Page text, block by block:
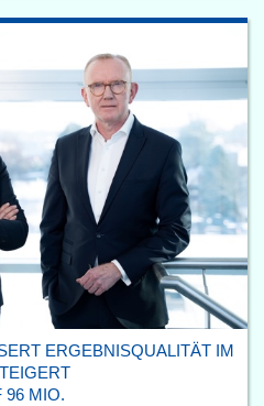
ERGEBNISQUALITÄT IM
96 MIO.